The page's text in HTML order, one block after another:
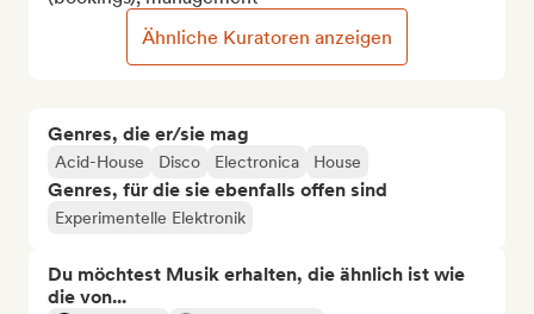
Genres, die er/sie mag
Acid-House Disco Electronica House
Genres, für die sie ebenfalls offen sind
Experimentelle Elektronik
Du möchtest Musik erhalten, die ähnlich ist wie
die von...
Ähnliche Kuratoren anzeigen